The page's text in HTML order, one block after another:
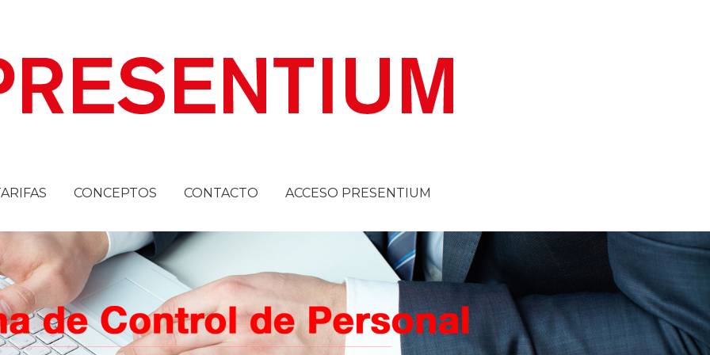
CONCEPTOS CONTACTO ACCESO PRESENTIUM